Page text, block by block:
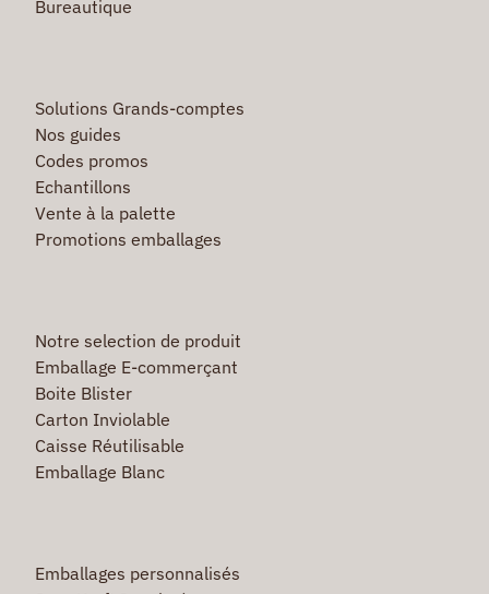
Bureautique
Solutions Grands-comptes
Nos guides
Codes promos
Echantillons
Vente à la palette
Promotions emballages
Notre selection de produit
Emballage E-commerçant
Boite Blister
Carton Inviolable
Caisse Réutilisable
Emballage Blanc
Emballages personnalisés